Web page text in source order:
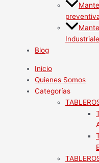
Blog
Inicio
Quienes Somos
Categorías